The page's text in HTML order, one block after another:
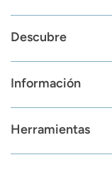
Descubre
Información
Herramientas